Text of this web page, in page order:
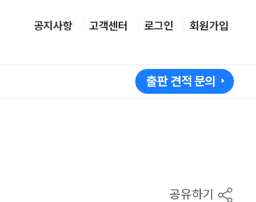
공지사항 고객센터 로그인 회원가입
출판 견적 문의
공유하기